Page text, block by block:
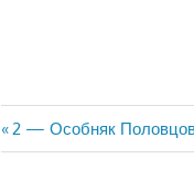
Навигация
Previous
Post:
2 — Особняк